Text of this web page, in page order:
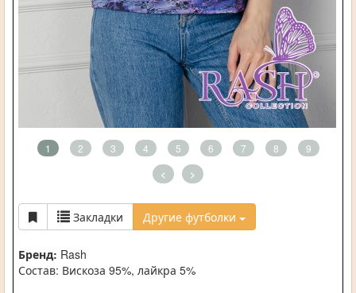
1 2 3 4 5 6 7 8 9
< >
Закладки Другие футболки
Бренд: Rash
Состав: Вискоза 95%, лайкра 5%